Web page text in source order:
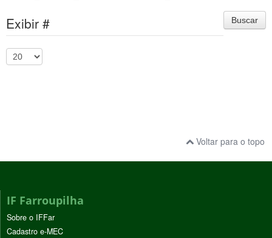
Buscar
Exibir #
Voltar para o topo
IF Farroupilha
Sobre o IFFar
Cadastro e-MEC